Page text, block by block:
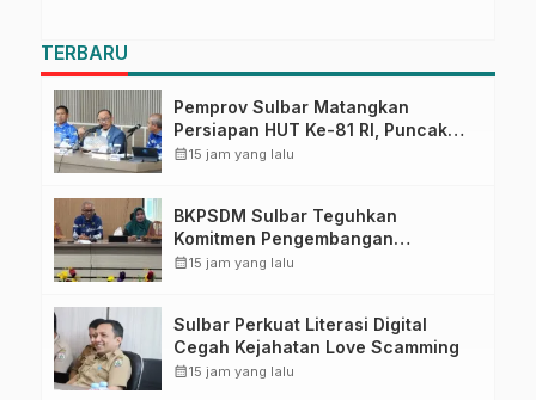
TERBARU
Pemprov Sulbar Matangkan
Persiapan HUT Ke-81 RI, Puncak
Upacara di Lapangan Ahmad
calendar_month15 jam yang lalu
BKPSDM Sulbar Teguhkan
Komitmen Pengembangan
Kompetensi ASN melalui
calendar_month15 jam yang lalu
Sulbar Perkuat Literasi Digital
Cegah Kejahatan Love Scamming
calendar_month15 jam yang lalu